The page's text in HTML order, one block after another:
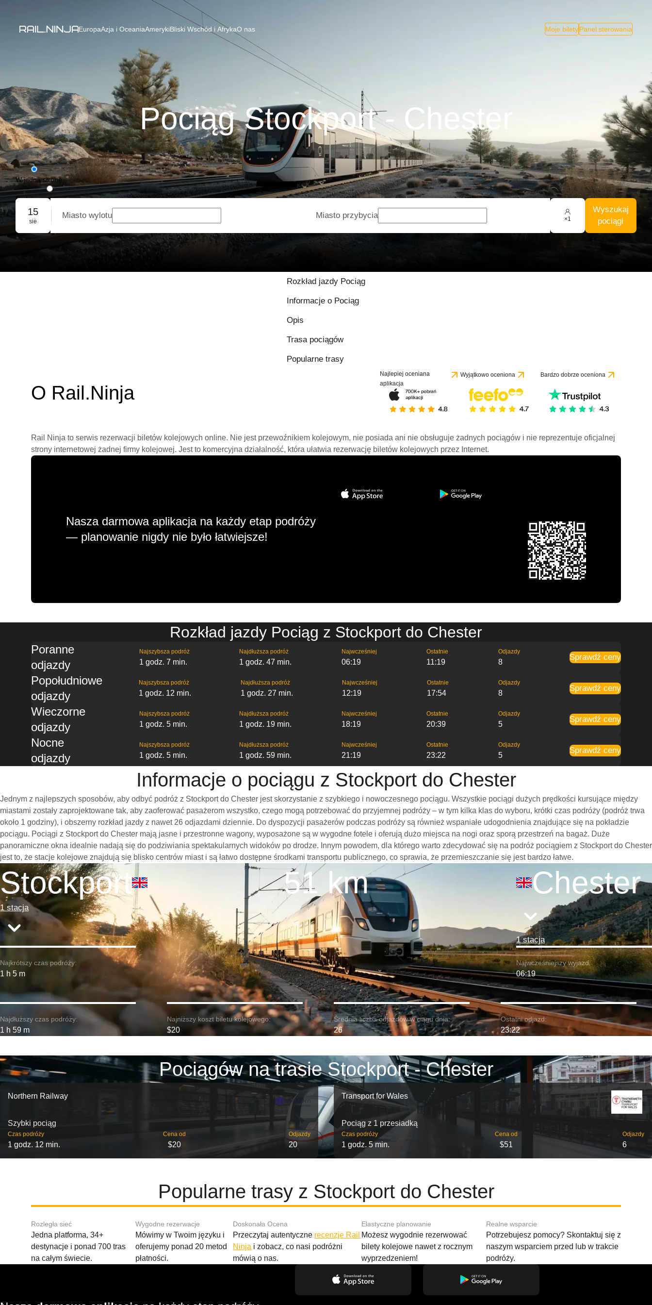
EuropaAzja i OceaniaAmerykiBliski Wschód i AfrykaO nas Moje biletyPanel sterowania
Pociąg Stockport - Chester
W jedną stronę
Podróż w obie strony
Rezerwacja grupowa
15
sie
Miasto wylotu Miasto przybycia ×1
Wyszukaj
pociągi
Rozkład jazdy Pociąg
Informacje o Pociąg
Opis
Trasa pociągów
Popularne trasy
O Rail.Ninja
Najlepiej oceniana
aplikacja
Wyjątkowo oceniona Bardzo dobrze oceniona
Rail Ninja to serwis rezerwacji biletów kolejowych online. Nie jest przewoźnikiem kolejowym, nie posiada ani nie obsługuje żadnych pociągów i nie reprezentuje oficjalnej
strony internetowej żadnej firmy kolejowej. Jest to komercyjna działalność, która ułatwia rezerwację biletów kolejowych przez Internet.
Nasza darmowa aplikacja na każdy etap podróży
— planowanie nigdy nie było łatwiejsze!
Rozkład jazdy Pociąg z Stockport do Chester
Poranne
odjazdy
Najszybsza podróż
1 godz. 7 min.
Najdłuższa podróż
1 godz. 47 min.
Najwcześniej
06:19
Ostatnie
11:19
Odjazdy
8
Sprawdź ceny
Popołudniowe
odjazdy
Najszybsza podróż
1 godz. 12 min.
Najdłuższa podróż
1 godz. 27 min.
Najwcześniej
12:19
Ostatnie
17:54
Odjazdy
8
Sprawdź ceny
Wieczorne
odjazdy
Najszybsza podróż
1 godz. 5 min.
Najdłuższa podróż
1 godz. 19 min.
Najwcześniej
18:19
Ostatnie
20:39
Odjazdy
5
Sprawdź ceny
Nocne
odjazdy
Najszybsza podróż
1 godz. 5 min.
Najdłuższa podróż
1 godz. 59 min.
Najwcześniej
21:19
Ostatnie
23:22
Odjazdy
5
Sprawdź ceny
Informacje o pociągu z Stockport do Chester
Jednym z najlepszych sposobów, aby odbyć podróż z Stockport do Chester jest skorzystanie z szybkiego i nowoczesnego pociągu. Wszystkie pociągi dużych prędkości kursujące między
miastami zostały zaprojektowane tak, aby zaoferować pasażerom wszystko, czego mogą potrzebować do przyjemnej podróży – w tym kilka klas do wyboru, krótki czas podróży (podróż trwa
około 1 godziny), i obszerny rozkład jazdy z nawet 26 odjazdami dziennie. Do dyspozycji pasażerów podczas podróży są również wspaniałe udogodnienia znajdujące się na pokładzie
pociągu. Pociągi z Stockport do Chester mają jasne i przestronne wagony, wyposażone są w wygodne fotele i oferują dużo miejsca na nogi oraz sporą przestrzeń na bagaż. Duże
panoramiczne okna idealnie nadają się do podziwiania spektakularnych widoków po drodze. Innym powodem, dla którego warto zdecydować się na podróż pociągiem z Stockport do Chester
jest to, że stacje kolejowe znajdują się blisko centrów miast i są łatwo dostępne środkami transportu publicznego, co sprawia, że przemieszczanie się jest bardzo łatwe.
Stockport
1 stacja
51 km Chester
1 stacja
Najkrótszy czas podróży:
1 h 5 m
Najwcześniejszy wyjazd:
06:19
Najdłuższy czas podróży:
1 h 59 m
Najniższy koszt biletu kolejowego:
$20
Średnia liczba odjazdów w ciągu dnia:
26
Ostatni odjazd:
23:22
Pociągów na trasie Stockport - Chester
Northern Railway
Szybki pociąg
Czas podróży
1 godz. 12 min.
Cena od
$20
Odjazdy
20
Transport for Wales
Pociąg z 1 przesiadką
Czas podróży
1 godz. 5 min.
Cena od
$51
Odjazdy
6
Popularne trasy z Stockport do Chester
Rozległa sieć
Jedna platforma, 34+
destynacje i ponad 700 tras
na całym świecie.
Wygodne rezerwacje
Mówimy w Twoim języku i
oferujemy ponad 20 metod
płatności.
Doskonała Ocena
Przeczytaj autentyczne recenzje Rail
Ninja i zobacz, co nasi podróżni
mówią o nas.
Elastyczne planowanie
Możesz wygodnie rezerwować
bilety kolejowe nawet z rocznym
wyprzedzeniem!
Realne wsparcie
Potrzebujesz pomocy? Skontaktuj się z
naszym wsparciem przed lub w trakcie
podróży.